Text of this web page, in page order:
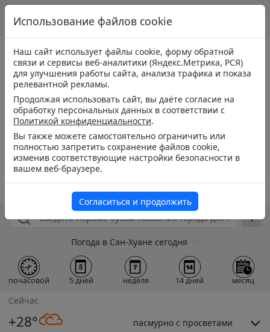
Погода в Сан-Хуане сегодня
почасовой 5 дней неделя 14 дней месяц
Сейчас
+28° пасмурно с просветами
Использование файлов cookie
Наш сайт использует файлы cookie, форму обратной
связи и сервисы веб-аналитики (Яндекс.Метрика, РСЯ)
для улучшения работы сайта, анализа трафика и показа
релевантной рекламы.
Продолжая использовать сайт, вы даёте согласие на
обработку персональных данных в соответствии с
Политикой конфиденциальности.
Вы также можете самостоятельно ограничить или
полностью запретить сохранение файлов cookie,
изменив соответствующие настройки безопасности в
вашем веб-браузере.
Согласиться и продолжить